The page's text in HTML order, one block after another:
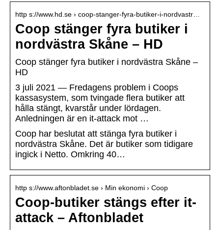
http s://www.hd.se › coop-stanger-fyra-butiker-i-nordvastr…
Coop stänger fyra butiker i
nordvästra Skåne – HD
Coop stänger fyra butiker i nordvästra Skåne –
HD
3 juli 2021 — Fredagens problem i Coops
kassasystem, som tvingade flera butiker att
hålla stängt, kvarstår under lördagen.
Anledningen är en it-attack mot …
Coop har beslutat att stänga fyra butiker i
nordvästra Skåne. Det är butiker som tidigare
ingick i Netto. Omkring 40…
http s://www.aftonbladet.se › Min ekonomi › Coop
Coop-butiker stängs efter it-
attack – Aftonbladet